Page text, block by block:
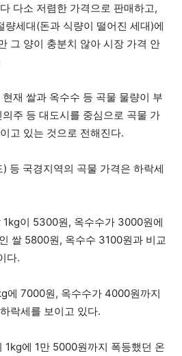
다소 저렴한 가격으로 판매하고,
량세대(돈과 식량이 떨어진 세대)에
그 양이 충분치 않아 시장 가격 안
재 쌀과 옥수수 등 곡물 물량이 부
주 등 대도시를 중심으로 곡물 가
고 있는 것으로 전해진다.
등 국경지역의 곡물 가격은 하락세
1kg이 5300원, 옥수수가 3000원에
쌀 5800원, 옥수수 3100원과 비교
다.
에 7000원, 옥수수가 4000원까지
락세를 보이고 있다.
1kg에 1만 5000원까지 폭등했던 온